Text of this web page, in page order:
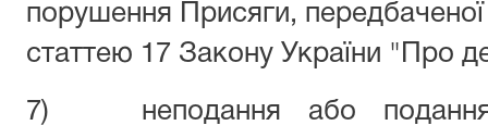
порушення Присяги, передбаченої
статтею 17 Закону України "Про
7)
неподання або